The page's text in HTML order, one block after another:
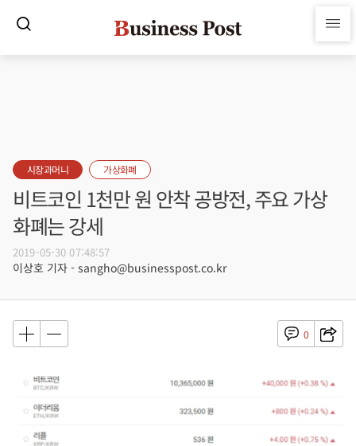
시장과머니 가상화폐
비트코인 1천만 원 안착 공방전, 주요 가상
화폐는 강세
2019-05-30 07:48:57
이상호 기자 - sangho@businesspost.co.kr
0